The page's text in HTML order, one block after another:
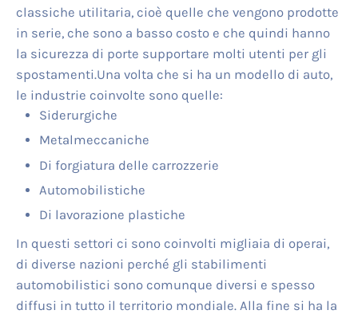
classiche utilitaria, cioè quelle che vengono prodotte
in serie, che sono a basso costo e che quindi hanno
la sicurezza di porte supportare molti utenti per gli
spostamenti.Una volta che si ha un modello di auto,
le industrie coinvolte sono quelle:
Siderurgiche
Metalmeccaniche
Di forgiatura delle carrozzerie
Automobilistiche
Di lavorazione plastiche
In questi settori ci sono coinvolti migliaia di operai,
di diverse nazioni perché gli stabilimenti
automobilistici sono comunque diversi e spesso
diffusi in tutto il territorio mondiale. Alla fine si ha la